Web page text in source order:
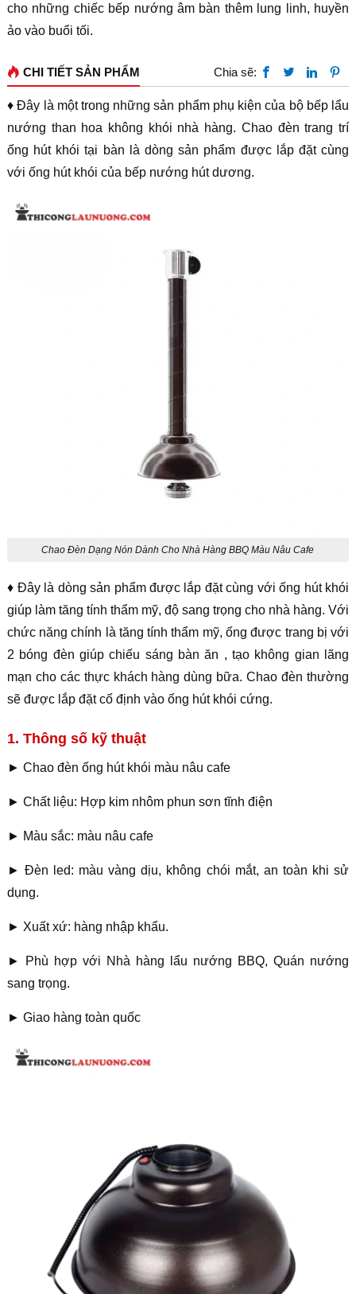
cho những chiếc bếp nướng âm bàn thêm lung linh, huyền
ảo vào buổi tối.
CHI TIẾT SẢN PHẨM Chia sẽ:
♦ Đây là một trong những sản phẩm phụ kiện của bộ bếp lẩu
nướng than hoa không khói nhà hàng. Chao đèn trang trí
ống hút khói tại bàn là dòng sản phẩm được lắp đặt cùng
với ống hút khói của bếp nướng hút dương.
Chao Đèn Dạng Nón Dành Cho Nhà Hàng BBQ Màu Nâu Cafe
♦ Đây là dòng sản phẩm được lắp đặt cùng với ống hút khói
giúp làm tăng tính thẩm mỹ, độ sang trọng cho nhà hàng. Với
chức năng chính là tăng tính thẩm mỹ, ống được trang bị với
2 bóng đèn giúp chiếu sáng bàn ăn , tạo không gian lãng
mạn cho các thực khách hàng dùng bữa. Chao đèn thường
sẽ được lắp đặt cố định vào ống hút khói cứng.
1. Thông số kỹ thuật
► Chao đèn ống hút khói màu nâu cafe
► Chất liệu: Hợp kim nhôm phun sơn tĩnh điện
► Màu sắc: màu nâu cafe
► Đèn led: màu vàng dịu, không chói mắt, an toàn khi sử
dụng.
► Xuất xứ: hàng nhập khẩu.
► Phù hợp với Nhà hàng lẩu nướng BBQ, Quán nướng
sang trọng.
► Giao hàng toàn quốc